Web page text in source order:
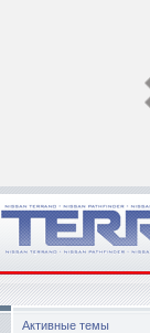
Активные темы